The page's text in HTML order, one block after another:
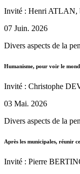
Invité : Henri ATLAN,
07 Juin. 2026
Divers aspects de la
Humanisme, pour voir le
Invité : Christophe
03 Mai. 2026
Divers aspects de la
Après les municipales, réunir
Invité : Pierre